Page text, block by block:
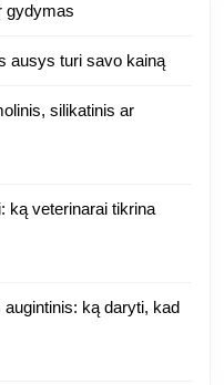
gydymas
ausys turi savo kainą
silikatinis ar
ką veterinarai tikrina
ką daryti, kad